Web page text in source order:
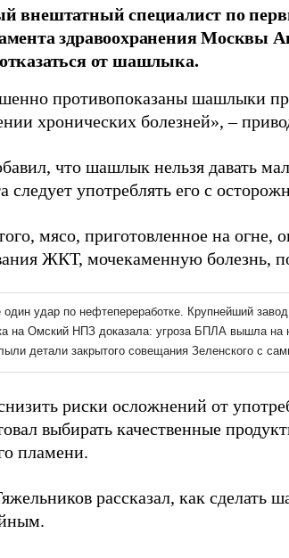
внештатный специалист по
здравоохранения Москвы
от шашлыка.
противопоказаны шашлыки
хронических болезней», –
что шашлык нельзя давать
следует употреблять его с
мясо, приготовленное на
ЖКТ, мочекаменную болезнь,
риски осложнений от
выбирать качественные
пламени.
рассказал, как